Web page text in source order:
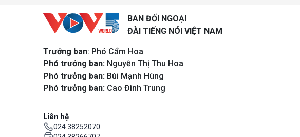
BAN ĐỐI NGOẠI
ĐÀI TIẾNG NÓI VIỆT NAM
Trưởng ban: Phó Cẩm Hoa
Phó trưởng ban: Nguyễn Thị Thu Hoa
Phó trưởng ban: Bùi Mạnh Hùng
Phó trưởng ban: Cao Đình Trung
Liên hệ
024 38252070